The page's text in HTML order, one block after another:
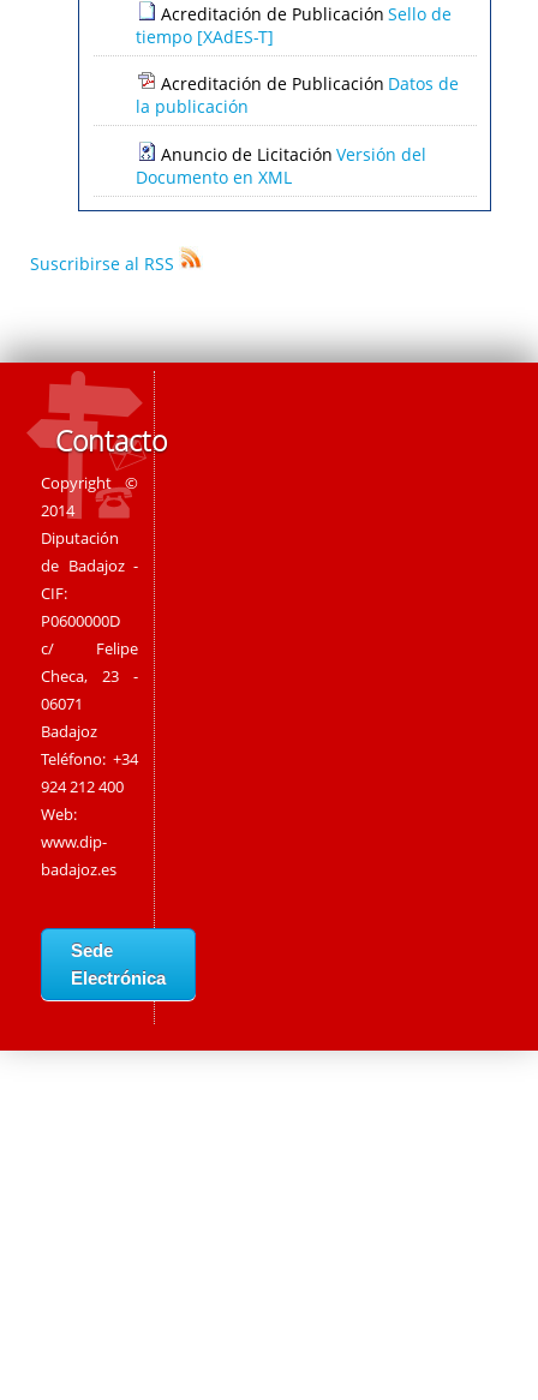
Acreditación de Publicación Sello de
tiempo [XAdES-T]
Acreditación de Publicación Datos de
la publicación
Anuncio de Licitación Versión del
Documento en XML
Suscribirse al RSS
Contacto
Copyright ©
2014
Diputación
de Badajoz -
CIF:
P0600000D
c/ Felipe
Checa, 23 -
06071
Badajoz
Teléfono: +34
924 212 400
Web:
www.dip-
badajoz.es
Sede
Electrónica